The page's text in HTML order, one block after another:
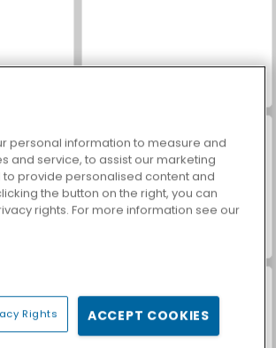
of Secrets
personal information to measure and
and service, to assist our marketing
provide personalised content and
the button on the right, you can
rights. For more information see our
Rights ACCEPT COOKIES